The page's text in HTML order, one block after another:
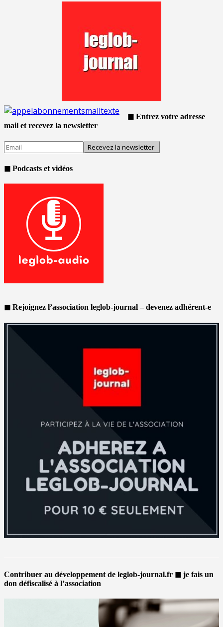
◼ Entrez votre adresse
mail et recevez la newsletter
◼ Podcasts et vidéos
◼ Rejoignez l’association leglob-journal – devenez adhérent-e
Contribuer au développement de leglob-journal.fr ◼ je fais un
don défiscalisé à l’association